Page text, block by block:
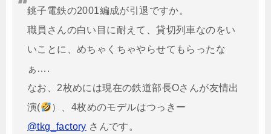
銚子電鉄の2001編成が引退ですか。
職員さんの白い目に耐えて、貸切列車なのをい
いことに、めちゃくちゃやらせてもらったな
ぁ….
なお、2枚めには現在の鉄道部長Oさんが友情出
演(
）、4枚めのモデルはつっきー
@tkg_factory さんです。